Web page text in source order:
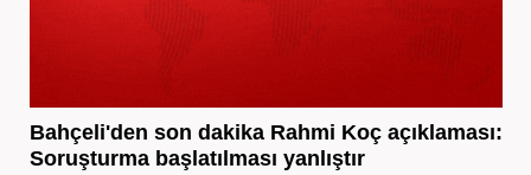
Bahçeli'den son dakika Rahmi Koç açıklaması:
Soruşturma başlatılması yanlıştır